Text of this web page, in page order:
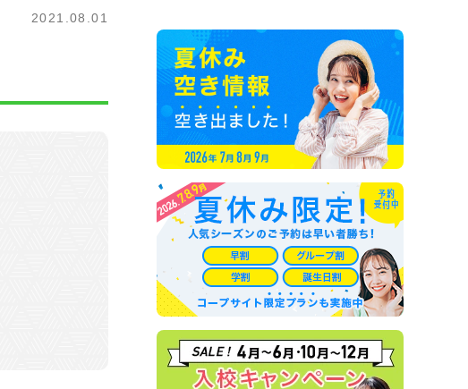
2021.08.01